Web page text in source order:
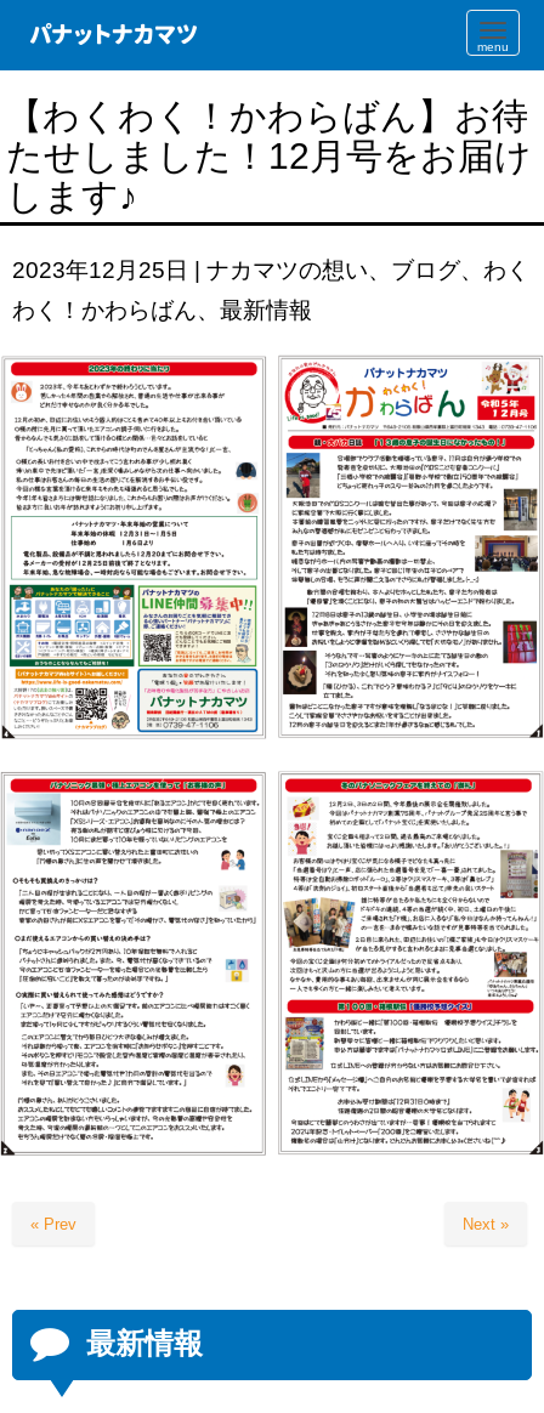
N
a
v
g
a
【わくわく！かわらばん】お待
たせしました！12月号をお届け
します♪
2023年12月25日 ナカマツの想い、 ブログ、 わく
わく！かわらばん、 最新情報
« Prev Next »
最新情報